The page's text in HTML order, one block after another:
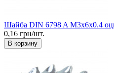
Шайба DIN 6798 A М3x6x0.4
0,16 грн/шт.
В корзину